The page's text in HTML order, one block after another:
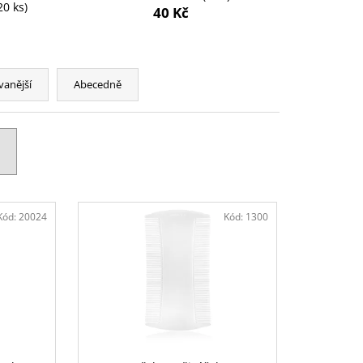
ks) 40 Kč
Abecedně
20024 Kód: 1300